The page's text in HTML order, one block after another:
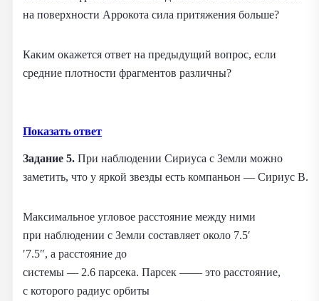
на поверхности Аррокота сила притяжения больше?
Каким окажется ответ на предыдущий вопрос, если
средние плотности фрагментов различны?
Показать ответ
Задание 5. При наблюдении Сириуса с Земли можно
заметить, что у яркой звезды есть компаньон — Сириус B.
Максимальное угловое расстояние между ними
при наблюдении с Земли составляет около 7.5′
′7.5″, а расстояние до
системы — 2.6 парсека. Парсек —— это расстояние,
с которого радиус орбиты